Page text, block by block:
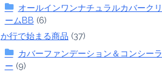
オールインワンナチュラルカバークリ
ームBB (6)
か行で始まる商品 (37)
カバーファンデーション＆コンシーラ
ー (9)